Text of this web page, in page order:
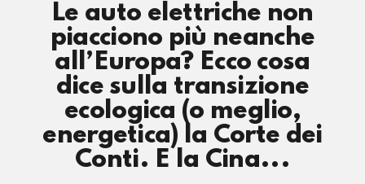
Le auto elettriche non
piacciono più neanche
all’Europa? Ecco cosa
dice sulla transizione
ecologica (o meglio,
energetica) la Corte dei
Conti. E la Cina...